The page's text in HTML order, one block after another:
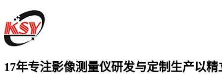
17年专注影像测量仪研发与定制生产以精